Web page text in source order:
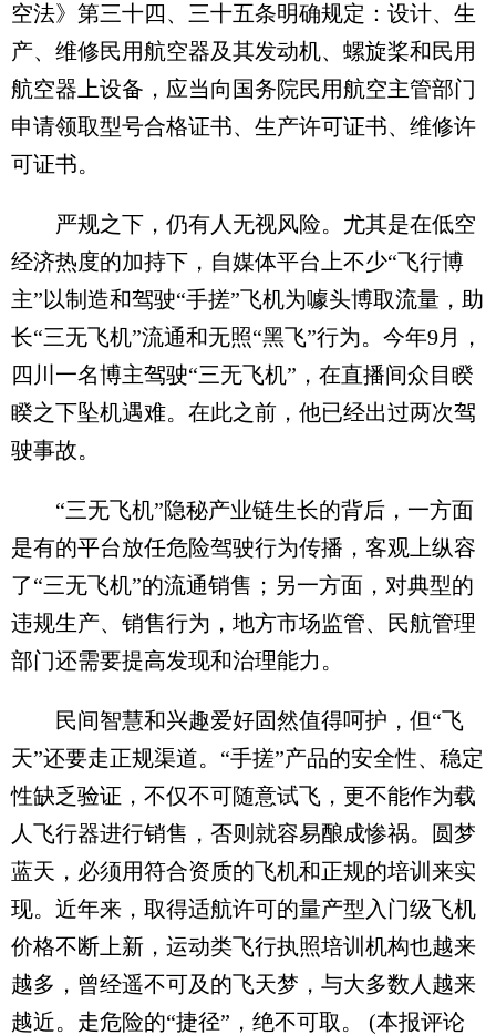
空法》第三十四、三十五条明确规定：设计、生
产、维修民用航空器及其发动机、螺旋桨和民用
航空器上设备，应当向国务院民用航空主管部门
申请领取型号合格证书、生产许可证书、维修许
可证书。
严规之下，仍有人无视风险。尤其是在低空
经济热度的加持下，自媒体平台上不少“飞行博
主”以制造和驾驶“手搓”飞机为噱头博取流量，助
长“三无飞机”流通和无照“黑飞”行为。今年9月，
四川一名博主驾驶“三无飞机”，在直播间众目睽
睽之下坠机遇难。在此之前，他已经出过两次驾
驶事故。
“三无飞机”隐秘产业链生长的背后，一方面
是有的平台放任危险驾驶行为传播，客观上纵容
了“三无飞机”的流通销售；另一方面，对典型的
违规生产、销售行为，地方市场监管、民航管理
部门还需要提高发现和治理能力。
民间智慧和兴趣爱好固然值得呵护，但“飞
天”还要走正规渠道。“手搓”产品的安全性、稳定
性缺乏验证，不仅不可随意试飞，更不能作为载
人飞行器进行销售，否则就容易酿成惨祸。圆梦
蓝天，必须用符合资质的飞机和正规的培训来实
现。近年来，取得适航许可的量产型入门级飞机
价格不断上新，运动类飞行执照培训机构也越来
越多，曾经遥不可及的飞天梦，与大多数人越来
越近。走危险的“捷径”，绝不可取。 (本报评论